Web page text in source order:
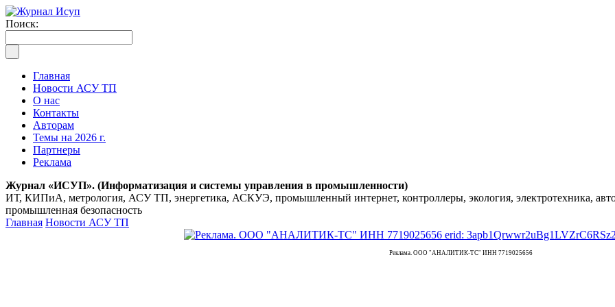
Поиск:
Главная
Новости АСУ ТП
О нас
Контакты
Авторам
Темы на 2026 г.
Партнеры
Реклама
Журнал «ИСУП». (Информатизация и системы управления в промышленности)
ИТ, КИПиА, метрология, АСУ ТП, энергетика, АСКУЭ, промышленный интернет, контроллеры, экология, электротехника,
промышленная безопасность
Главная Новости АСУ ТП
Реклама. ООО "АНАЛИТИК-ТС" ИНН 7719025656